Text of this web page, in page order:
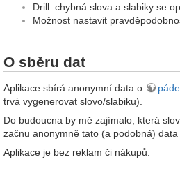
Drill: chybná slova a slabiky se
Možnost nastavit
O sběru dat
Aplikace sbírá anonymní data o
trvá vygenerovat slovo/slabiku).
Do budoucna by mě zajímalo, která
začnu anonymně tato (a podobná) data
Aplikace je bez reklam či nákupů.